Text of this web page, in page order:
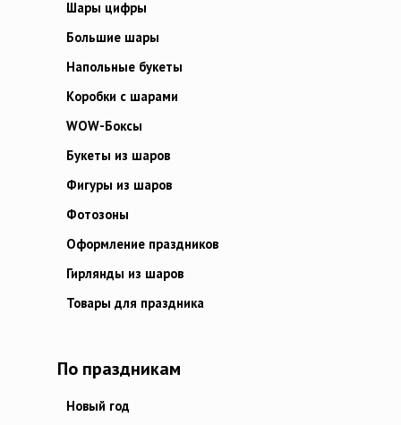
Шары цифры
Большие шары
Напольные букеты
Коробки с шарами
WOW-Боксы
Букеты из шаров
Фигуры из шаров
Фотозоны
Оформление праздников
Гирлянды из шаров
Товары для праздника
По праздникам
Новый год